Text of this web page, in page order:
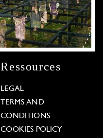
Ressources
LEGAL
TERMS AND
CONDITIONS
COOKIES POLICY